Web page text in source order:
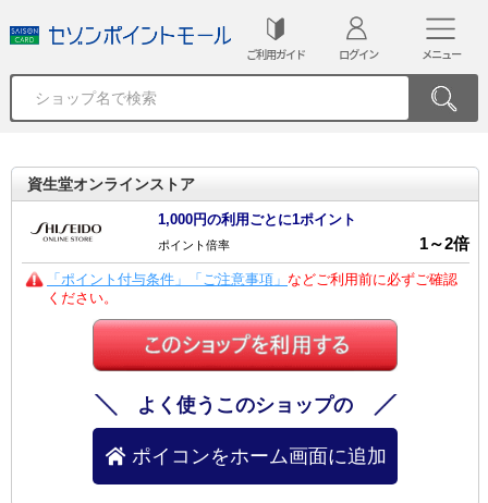
ご利用ガイド ログイン メニュー
資生堂オンラインストア
1,000円の利用ごとに1ポイント
ポイント倍率 1～2倍
「ポイント付与条件」「ご注意事項」 などご利用前に必ずご確認
ください。
よく使うこのショップの
ポイコンをホーム画面に追加